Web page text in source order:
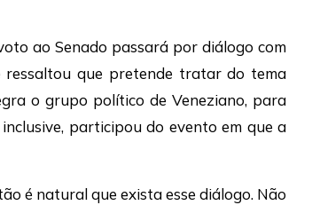
ao Senado passará por diálogo com
ressaltou que pretende tratar do tema
o grupo político de Veneziano, para
participou do evento em que a
é natural que exista esse diálogo. Não